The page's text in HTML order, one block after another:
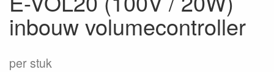
inbouw volumecontroller
per stuk